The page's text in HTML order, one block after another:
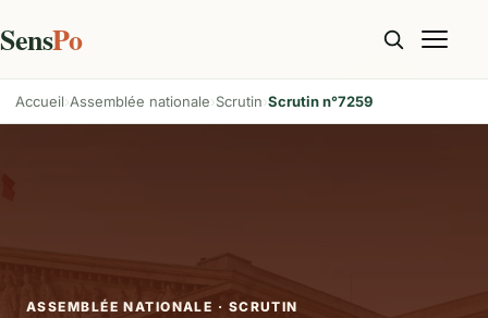
SensPo
Accueil Assemblée nationale Scrutin Scrutin n°7259
ASSEMBLÉE NATIONALE · SCRUTIN